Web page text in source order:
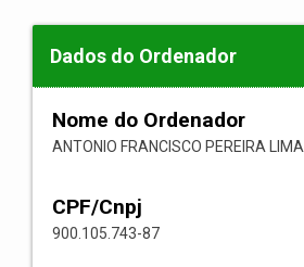
Dados do Ordenador
Nome do Ordenador
ANTONIO FRANCISCO PEREIRA LIMA
CPF/Cnpj
900.105.743-87